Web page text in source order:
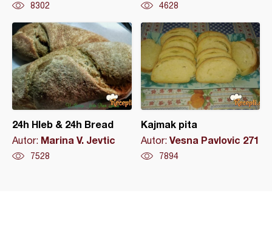
8302 4628
24h Hleb & 24h Bread
Autor: Marina V. Jevtic
7528
Kajmak pita
Autor: Vesna Pavlovic 271
7894